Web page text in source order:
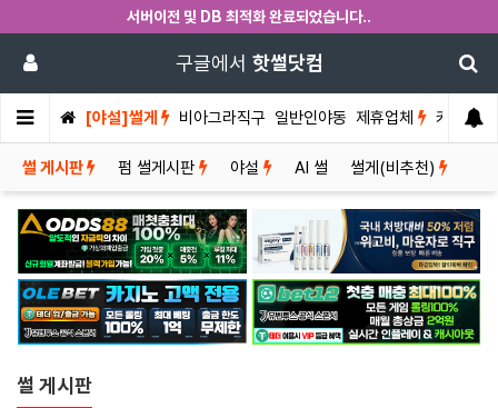
서버이전 및 DB 최적화 완료되었습니다..
구글에서 핫썰닷컴
[야설]썰게 비아그라직구 일반인야동 제휴업체 커뮤니티
썰 게시판 펌 썰게시판 야설 AI 썰 썰게(비추천)
썰 게시판